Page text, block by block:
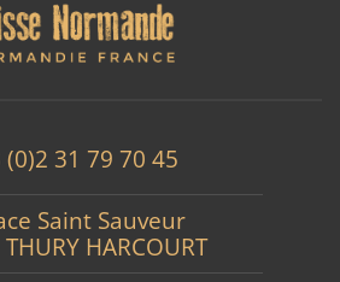
(0)2 31 79 70 45
Saint Sauveur
HARCOURT